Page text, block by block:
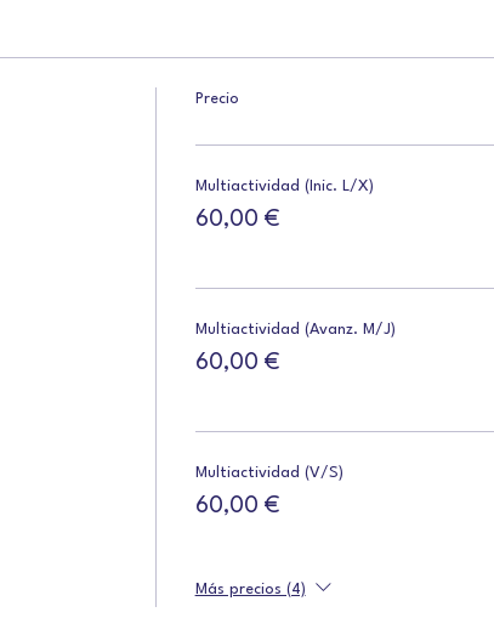
Precio
Multiactividad (Inic. L/X)
60,00 €
Multiactividad (Avanz. M/J)
60,00 €
Multiactividad (V/S)
60,00 €
Más precios (4)